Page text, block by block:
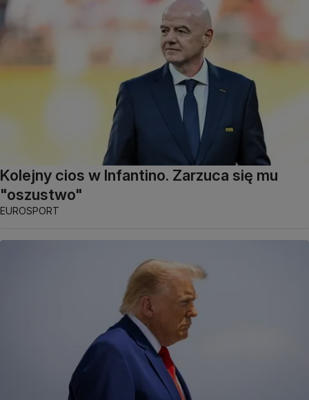
Kolejny cios w Infantino. Zarzuca się mu
"oszustwo"
EUROSPORT